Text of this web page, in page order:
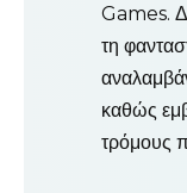
Games.
τη
καθώς
τρόμους